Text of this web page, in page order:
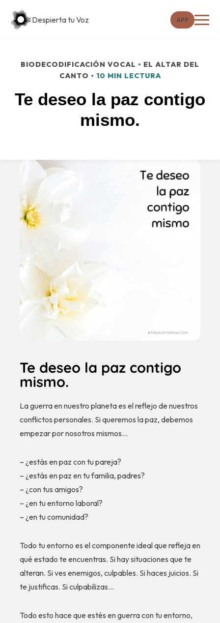
Despierta tu Voz APP
BIODECODIFICACIÓN VOCAL • EL ALTAR DEL
CANTO • 10 MIN LECTURA
Te deseo la paz contigo
mismo.
Te deseo la paz contigo
mismo.
La guerra en nuestro planeta es el reflejo de nuestros
conflictos personales. Si queremos la paz, debemos
empezar por nosotros mismos…
– ¿estás en paz con tu pareja?
– ¿estás en paz en tu familia, padres?
– ¿con tus amigos?
– ¿en tu entorno laboral?
– ¿en tu comunidad?
Todo tu entorno es el componente ideal que refleja en
qué estado te encuentras. Si hay situaciones que te
alteran. Si ves enemigos, culpables. Si haces juicios. Si
te justificas. Si culpabilizas…
Todo esto hace que estés en guerra con tu entorno,